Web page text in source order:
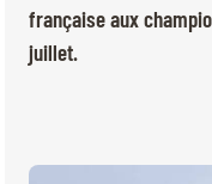
française aux
juillet.